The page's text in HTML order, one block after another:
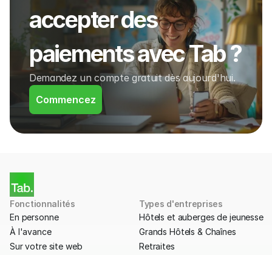
accepter des
paiements avec Tab ?
Demandez un compte gratuit dès aujourd'hui.
Commencez
Fonctionnalités
En personne
À l'avance
Sur votre site web
Types d'entreprises
Hôtels et auberges de jeunesse
Grands Hôtels & Chaînes
Retraites